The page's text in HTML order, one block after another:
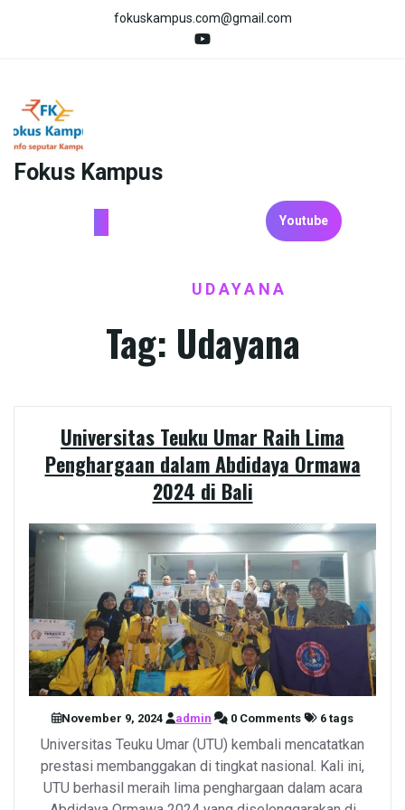
fokuskampus.com@gmail.com
Fokus Kampus
Youtube
UDAYANA
Tag: Udayana
Universitas Teuku Umar Raih Lima
Penghargaan dalam Abdidaya Ormawa
2024 di Bali
November 9, 2024 admin 0 Comments 6 tags
Universitas Teuku Umar (UTU) kembali mencatatkan
prestasi membanggakan di tingkat nasional. Kali ini,
UTU berhasil meraih lima penghargaan dalam acara